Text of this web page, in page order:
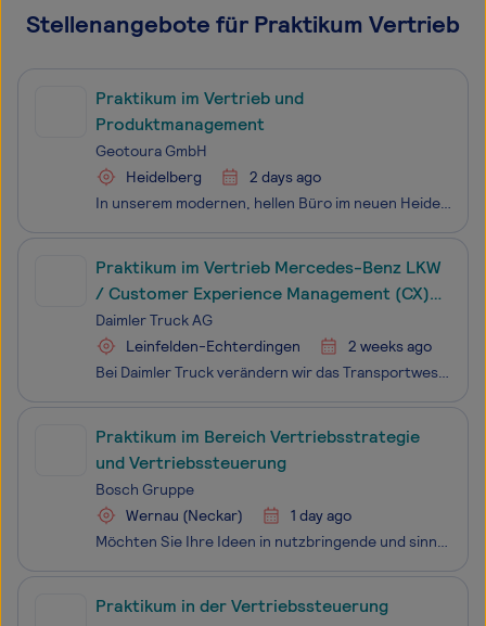
Stellenangebote für Praktikum Vertrieb
Praktikum im Vertrieb und
Produktmanagement
Geotoura GmbH
Heidelberg
2 days ago
In unserem modernen, hellen Büro im neuen Heidelberg Innovation Park bieten wir regelmäßig einem/r Studierenden ein abwechslungsreiches, vergütetes Praktikum für die Dauer von 5-6 Monaten. Du unterstützt uns tatkräftig in den Bereichen Vertrieb und Produktmanagement und sammelst wertvolle Erfah
Praktikum im Vertrieb Mercedes-Benz LKW
/ Customer Experience Management (CX)
ab September/Oktober 2026
Daimler Truck AG
Leinfelden-Echterdingen
2 weeks ago
Bei Daimler Truck verändern wir das Transportwesen von heute und erzielen gemeinsam echte Wirkung. Wir übernehmen weltweit Verantwortung und arbeiten als ein globales Team zusammen. Wir treiben unseren Fortschritt und Erfolg gemeinsam voran – jede:r bei Daimler Truck macht den Unterschied. Ge
Praktikum im Bereich Vertriebsstrategie
und Vertriebssteuerung
Bosch Gruppe
Wernau (Neckar)
1 day ago
Möchten Sie Ihre Ideen in nutzbringende und sinnvolle Technologien verwandeln? Ob im Bereich Mobility Solutions, Consumer Goods, Industrial Technology oder Energy and Building Technology - mit uns verbessern Sie die Lebensqualität der Menschen auf der ganzen Welt. Willkommen bei Bosch.Die Bosch Ther
Praktikum in der Vertriebssteuerung